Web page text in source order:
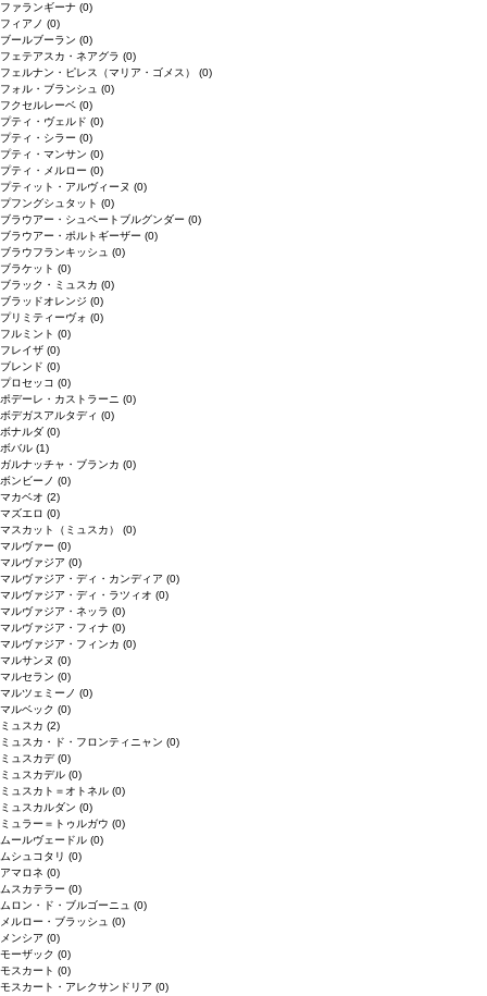
ファランギーナ (0)
フィアノ (0)
ブールブーラン (0)
フェテアスカ・ネアグラ (0)
フェルナン・ピレス（マリア・ゴメス） (0)
フォル・ブランシュ (0)
フクセルレーベ (0)
プティ・ヴェルド (0)
プティ・シラー (0)
プティ・マンサン (0)
プティ・メルロー (0)
プティット・アルヴィーヌ (0)
プフングシュタット (0)
ブラウアー・シュペートブルグンダー (0)
ブラウアー・ポルトギーザー (0)
ブラウフランキッシュ (0)
ブラケット (0)
ブラック・ミュスカ (0)
ブラッドオレンジ (0)
プリミティーヴォ (0)
フルミント (0)
フレイザ (0)
ブレンド (0)
プロセッコ (0)
ポデーレ・カストラーニ (0)
ボデガスアルタディ (0)
ボナルダ (0)
ボバル (1)
ガルナッチャ・ブランカ (0)
ボンビーノ (0)
マカベオ (2)
マズエロ (0)
マスカット（ミュスカ） (0)
マルヴァー (0)
マルヴァジア (0)
マルヴァジア・ディ・カンディア (0)
マルヴァジア・ディ・ラツィオ (0)
マルヴァジア・ネッラ (0)
マルヴァジア・フィナ (0)
マルヴァジア・フィンカ (0)
マルサンヌ (0)
マルセラン (0)
マルツェミーノ (0)
マルベック (0)
ミュスカ (2)
ミュスカ・ド・フロンティニャン (0)
ミュスカデ(0)
ミュスカデル (0)
ミュスカト＝オトネル (0)
ミュスカルダン (0)
ミュラー＝トゥルガウ (0)
ムールヴェードル (0)
ムシュコタリ (0)
アマロネ (0)
ムスカテラー (0)
ムロン・ド・ブルゴーニュ (0)
メルロー・ブラッシュ (0)
メンシア (0)
モーザック (0)
モスカート (0)
モスカート・アレクサンドリア (0)